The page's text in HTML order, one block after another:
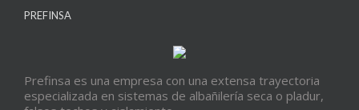
PREFINSA
Prefinsa es una empresa con una extensa trayectoria
especializada en sistemas de albañilería seca o pladur,